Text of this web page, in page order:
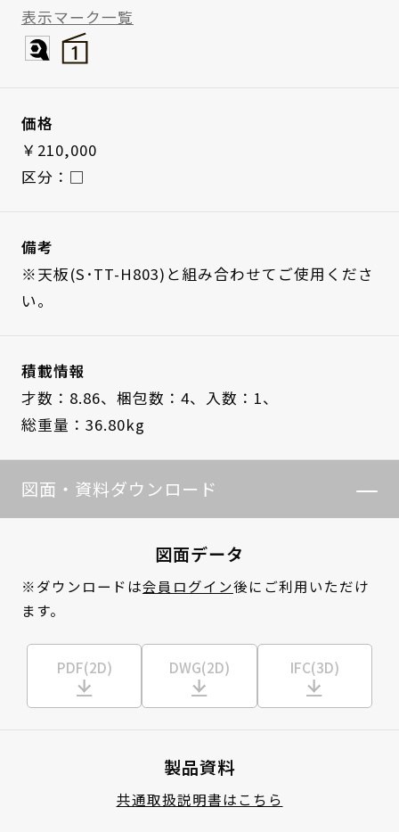
表示マーク一覧
価格
￥210,000
区分：□
備考
※天板(S･TT-H803)と組み合わせてご使用くださ
い。
積載情報
才数：8.86、 梱包数：4、
入数：1、
総重量：36.80kg
図面・資料ダウンロード
図面データ
※ダウンロードは会員ログイン後にご利用いただけ
ます。
PDF(2D) DWG(2D) IFC(3D)
製品資料
共通取扱説明書はこちら